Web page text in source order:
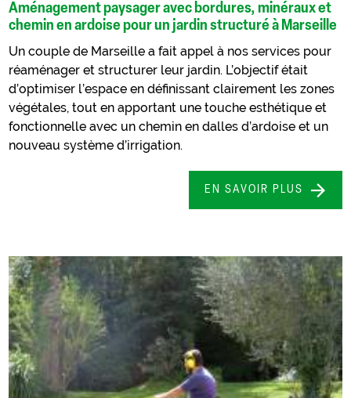
Aménagement paysager avec bordures, minéraux et
chemin en ardoise pour un jardin structuré à Marseille
Un couple de Marseille a fait appel à nos services pour
réaménager et structurer leur jardin. L’objectif était
d’optimiser l’espace en définissant clairement les zones
végétales, tout en apportant une touche esthétique et
fonctionnelle avec un chemin en dalles d’ardoise et un
nouveau système d’irrigation.
EN SAVOIR PLUS